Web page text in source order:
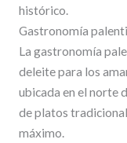
histórico.
Gastronomía
La gastronomía
deleite para los
ubicada en el norte
de platos
máximo.